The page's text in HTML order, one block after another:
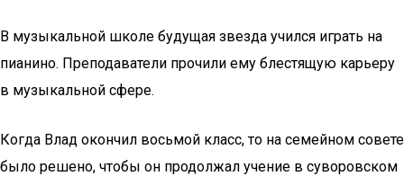
В музыкальной школе будущая звезда учился играть на
пианино. Преподаватели прочили ему блестящую карьеру
в музыкальной сфере.
Когда Влад окончил восьмой класс, то на семейном совете
было решено, чтобы он продолжал учение в суворовском